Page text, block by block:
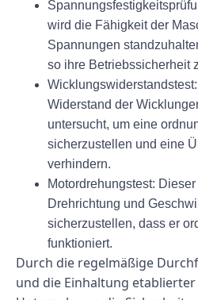
wird die Fähigkeit der
Spannungen
so ihre Betriebssicherheit
Widerstand der
untersucht, um eine
sicherzustellen und eine
verhindern.
Motordrehungstest:
Drehrichtung und
sicherzustellen, dass er
funktioniert.
Durch die regelmäßige
und die Einhaltung